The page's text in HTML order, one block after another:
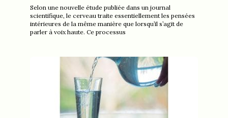
Selon une nouvelle étude publiée dans un journal
scientifique, le cerveau traite essentiellement les pensées
intérieures de la même manière que lorsqu’il s’agit de
parler à voix haute. Ce processus